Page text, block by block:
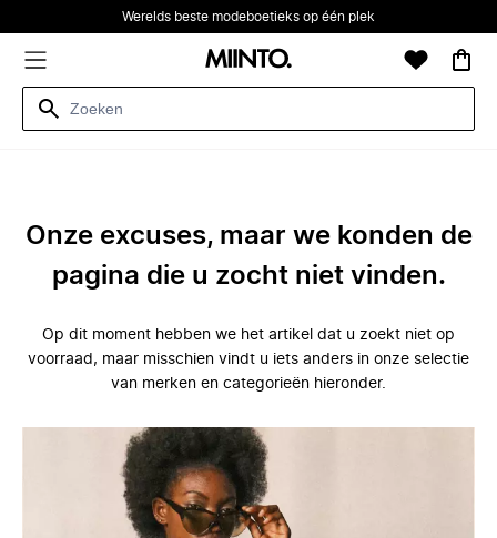
Werelds beste modeboetieks op één plek
Onze excuses, maar we konden de
pagina die u zocht niet vinden.
Op dit moment hebben we het artikel dat u zoekt niet op
voorraad, maar misschien vindt u iets anders in onze selectie
van merken en categorieën hieronder.